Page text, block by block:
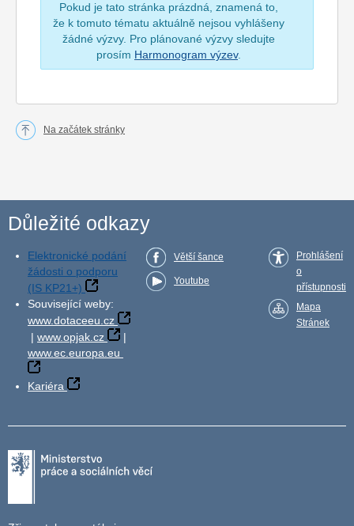
Pokud je tato stránka prázdná, znamená to,
že k tomuto tématu aktuálně nejsou vyhlášeny
žádné výzvy. Pro plánované výzvy sledujte
prosím Harmonogram výzev.
Na začátek stránky
Důležité odkazy
Elektronické podání
žádosti o podporu
(IS KP21+)
Související weby:
www.dotaceeu.cz
| www.opjak.cz
|
www.ec.europa.eu
Kariéra
Větší šance
Youtube
Prohlášení
o
přístupnosti
Mapa
Stránek